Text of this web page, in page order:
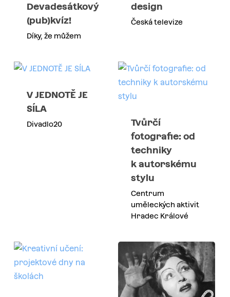
Devadesátkový
(pub)kvíz!
Díky, že můžem
design
Česká televize
V JEDNOTĚ JE
SÍLA
Divadlo20
Tvůrčí
fotografie: od
techniky
k autorskému
stylu
Centrum
uměleckých aktivit
Hradec Králové